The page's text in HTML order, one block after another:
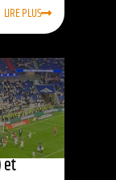
LIRE PLUS
et